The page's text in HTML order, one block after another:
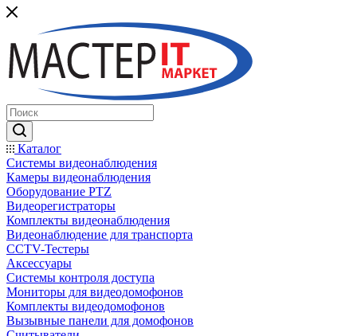
Каталог
Системы видеонаблюдения
Камеры видеонаблюдения
Оборудование PTZ
Видеорегистраторы
Комплекты видеонаблюдения
Видеонаблюдение для транспорта
CCTV-Тестеры
Аксессуары
Системы контроля доступа
Мониторы для видеодомофонов
Комплекты видеодомофонов
Вызывные панели для домофонов